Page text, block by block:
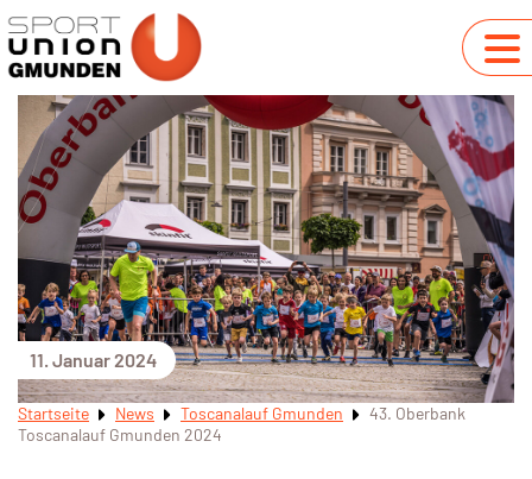
11. Januar 2024
Startseite News Toscanalauf Gmunden
43. Oberbank
Toscanalauf Gmunden 2024